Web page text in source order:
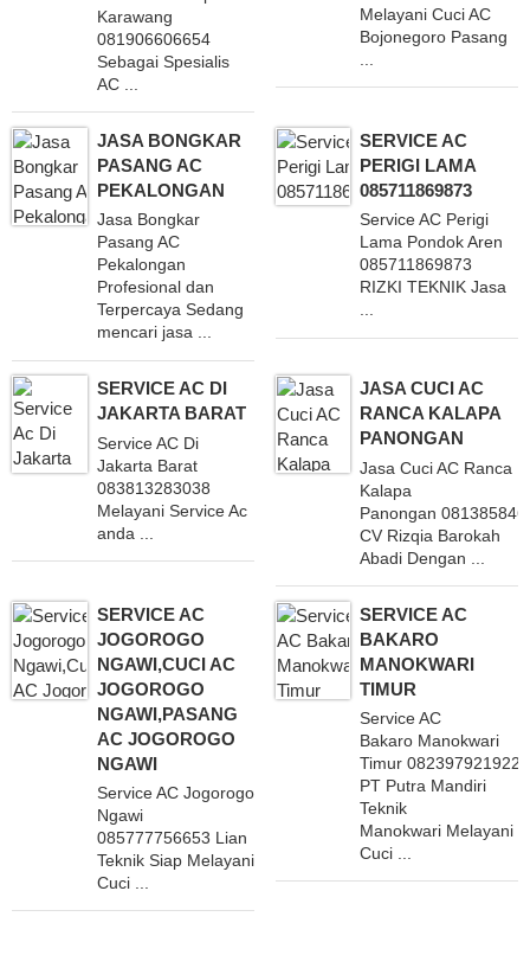
Karawang
081906606654
Sebagai Spesialis
AC ...
Melayani Cuci AC
Bojonegoro Pasang
JASA BONGKAR
PASANG AC
PEKALONGAN
Jasa Bongkar
Pasang AC
Pekalongan
Profesional dan
Terpercaya Sedang
mencari jasa ...
SERVICE AC
PERIGI LAMA
085711869873
Service AC Perigi
Lama Pondok Aren
085711869873
RIZKI TEKNIK Jasa
...
SERVICE AC DI
JAKARTA BARAT
Service AC Di
Jakarta Barat
083813283038
Melayani Service Ac
anda ...
JASA CUCI AC
RANCA KALAPA
PANONGAN
Jasa Cuci AC Ranca
Kalapa
Panongan
CV Rizqia Barokah
Abadi Dengan ...
SERVICE AC
JOGOROGO
NGAWI,CUCI AC
JOGOROGO
NGAWI,PASANG
AC JOGOROGO
NGAWI
Service AC Jogorogo
Ngawi
085777756653 Lian
Teknik Siap Melayani
Cuci ...
SERVICE AC
BAKARO
MANOKWARI
TIMUR
Service AC
Bakaro Manokwari
Timur 082397921922
PT Putra Mandiri
Teknik
Manokwari Melayani
Cuci ...